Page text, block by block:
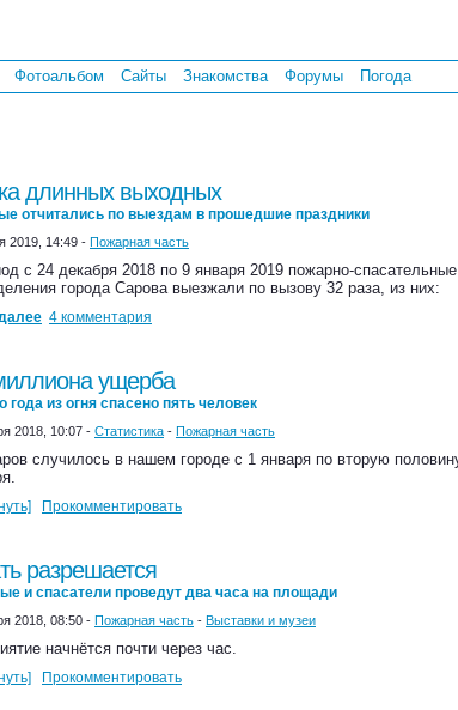
Фотоальбом Сайты Знакомства Форумы Погода
длинных выходных
отчитались по выездам в прошедшие праздники
2019, 14:49 - Пожарная часть
с 24 декабря 2018 по 9 января 2019 пожарно-спасательные
города Сарова выезжали по вызову 32 раза, из них:
4 комментария
ущерба
года из огня спасено пять человек
2018, 10:07 - Статистика - Пожарная часть
случилось в нашем городе с 1 января по вторую
Прокомментировать
разрешается
и спасатели проведут два часа на площади
2018, 08:50 - Пожарная часть - Выставки и музеи
начнётся почти через час.
Прокомментировать